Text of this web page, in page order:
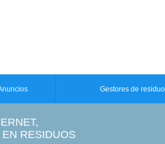
Gestores de
RESIDUOS